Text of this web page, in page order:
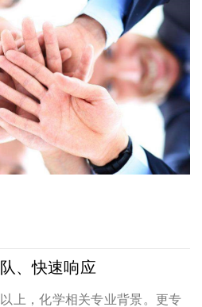
、快速响应
上，化学相关专业背景。更专